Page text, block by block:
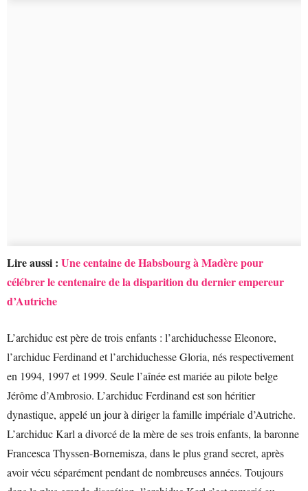
Lire aussi : Une centaine de Habsbourg à Madère pour
célébrer le centenaire de la disparition du dernier empereur
d’Autriche
L’archiduc est père de trois enfants : l’archiduchesse Eleonore,
l’archiduc Ferdinand et l’archiduchesse Gloria, nés respectivement
en 1994, 1997 et 1999. Seule l’aînée est mariée au pilote belge
Jérôme d’Ambrosio. L’archiduc Ferdinand est son héritier
dynastique, appelé un jour à diriger la famille impériale d’Autriche.
L’archiduc Karl a divorcé de la mère de ses trois enfants, la baronne
Francesca Thyssen-Bornemisza, dans le plus grand secret, après
avoir vécu séparément pendant de nombreuses années. Toujours